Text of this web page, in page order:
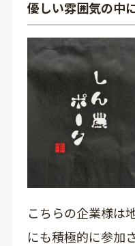
優しい雰囲気の中
こちらの企業様は
にも積極的に参加